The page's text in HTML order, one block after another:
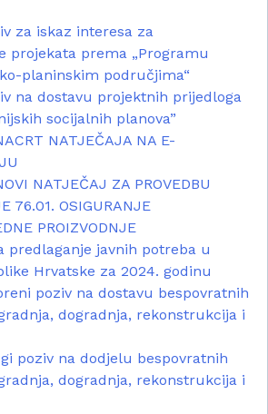
za iskaz interesa za
projekata prema „Programu
planinskim područjima“
na dostavu projektnih prijedloga
socijalnih planova”
NATJEČAJA NA E-
NATJEČAJ ZA PROVEDBU
76.01. OSIGURANJE
PROIZVODNJE
predlaganje javnih potreba u
Hrvatske za 2024. godinu
poziv na dostavu bespovratnih
dogradnja, rekonstrukcija i
poziv na dodjelu bespovratnih
dogradnja, rekonstrukcija i